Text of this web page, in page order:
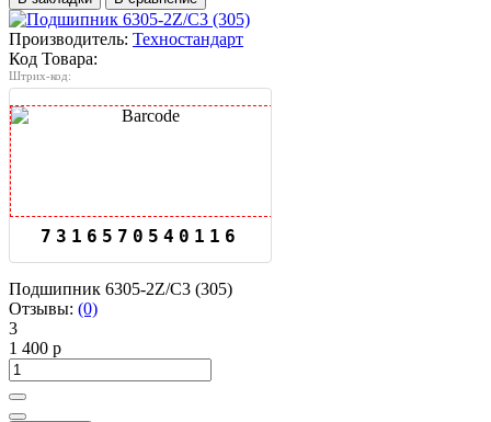
Производитель: Техностандарт
Код Товара:
Штрих-код:
7316570540116
Подшипник 6305-2Z/C3 (305)
Отзывы: (0)
3
1 400 р